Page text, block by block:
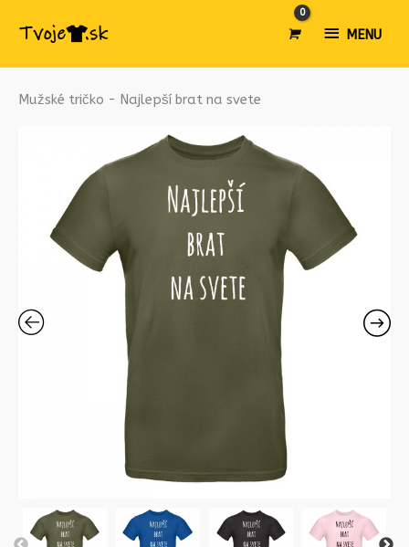
MENU
MENU
Mužské tričko - Najlepší brat na svete
množstvo
Najlepší
brat